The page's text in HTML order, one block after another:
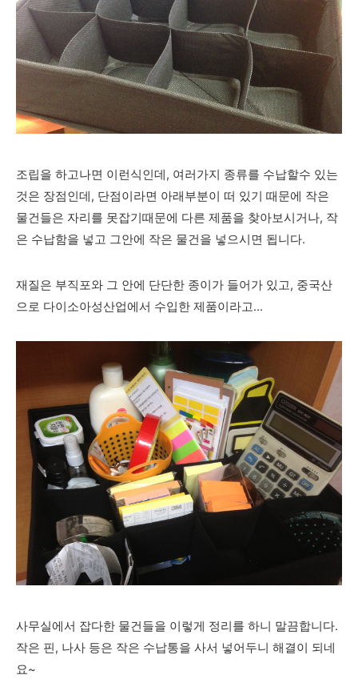
조립을 하고나면 이런식인데, 여러가지 종류를 수납할수 있는
것은 장점인데, 단점이라면 아래부분이 떠 있기 때문에 작은
물건들은 자리를 못잡기때문에 다른 제품을 찾아보시거나, 작
은 수납함을 넣고 그안에 작은 물건을 넣으시면 됩니다.
재질은 부직포와 그 안에 단단한 종이가 들어가 있고, 중국산
으로 다이소아성산업에서 수입한 제품이라고...
사무실에서 잡다한 물건들을 이렇게 정리를 하니 말끔합니다.
작은 핀, 나사 등은 작은 수납통을 사서 넣어두니 해결이 되네
요~